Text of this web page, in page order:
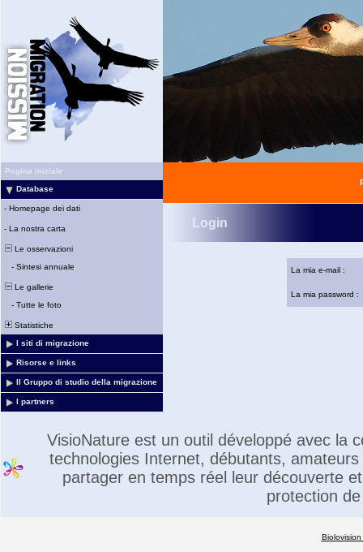
Pagina iniziale
Database
- Homepage dei dati
- La nostra carta
Le osservazioni
- Sintesi annuale
Le gallerie
- Tutte le foto
Statistiche
I siti di migrazione
Risorse e links
Il Gruppo di studio della migrazione
I partners
Login
La mia e-mail :
La mia password :
VisioNature est un outil développé avec la
technologies Internet, débutants,
partager en temps réel leur découverte
protection
Biolovision